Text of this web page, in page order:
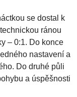
se dostal k
ránou
– 0:1. Do konce
nastavení a
Do druhé půli
a úspěšnosti